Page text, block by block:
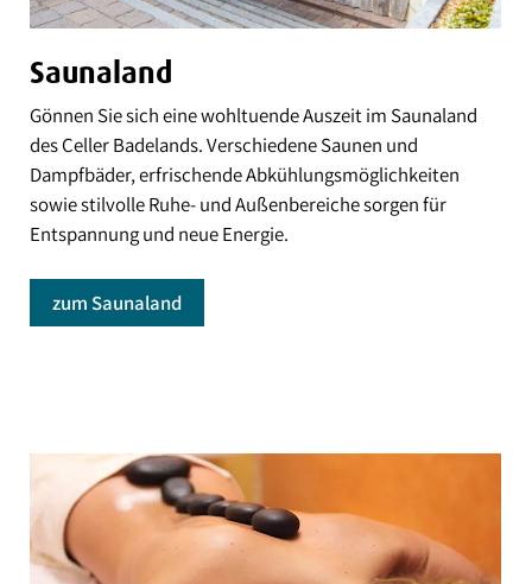
Saunaland
Gönnen Sie sich eine wohltuende Auszeit im Saunaland
des Celler Badelands. Verschiedene Saunen und
Dampfbäder, erfrischende Abkühlungsmöglichkeiten
sowie stilvolle Ruhe- und Außenbereiche sorgen für
Entspannung und neue Energie.
zum Saunaland